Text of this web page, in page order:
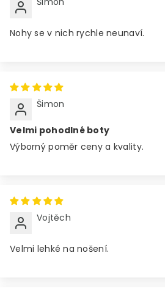
Nohy se v nich rychle neunaví.
Šimon
Velmi pohodlné boty
Výborný poměr ceny a kvality.
Vojtěch
Velmi lehké na nošení.